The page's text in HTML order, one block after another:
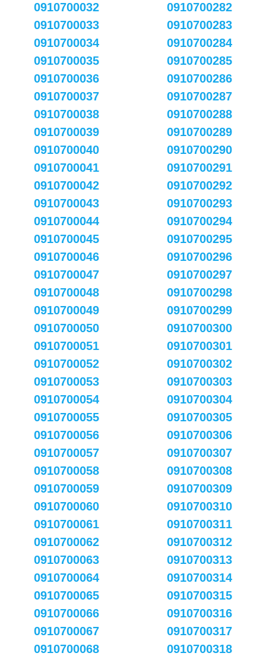
0910700032
0910700033
0910700034
0910700035
0910700036
0910700037
0910700038
0910700039
0910700040
0910700041
0910700042
0910700043
0910700044
0910700045
0910700046
0910700047
0910700048
0910700049
0910700050
0910700051
0910700052
0910700053
0910700054
0910700055
0910700056
0910700057
0910700058
0910700059
0910700060
0910700061
0910700062
0910700063
0910700064
0910700065
0910700066
0910700067
0910700068
0910700282
0910700283
0910700284
0910700285
0910700286
0910700287
0910700288
0910700289
0910700290
0910700291
0910700292
0910700293
0910700294
0910700295
0910700296
0910700297
0910700298
0910700299
0910700300
0910700301
0910700302
0910700303
0910700304
0910700305
0910700306
0910700307
0910700308
0910700309
0910700310
0910700311
0910700312
0910700313
0910700314
0910700315
0910700316
0910700317
0910700318